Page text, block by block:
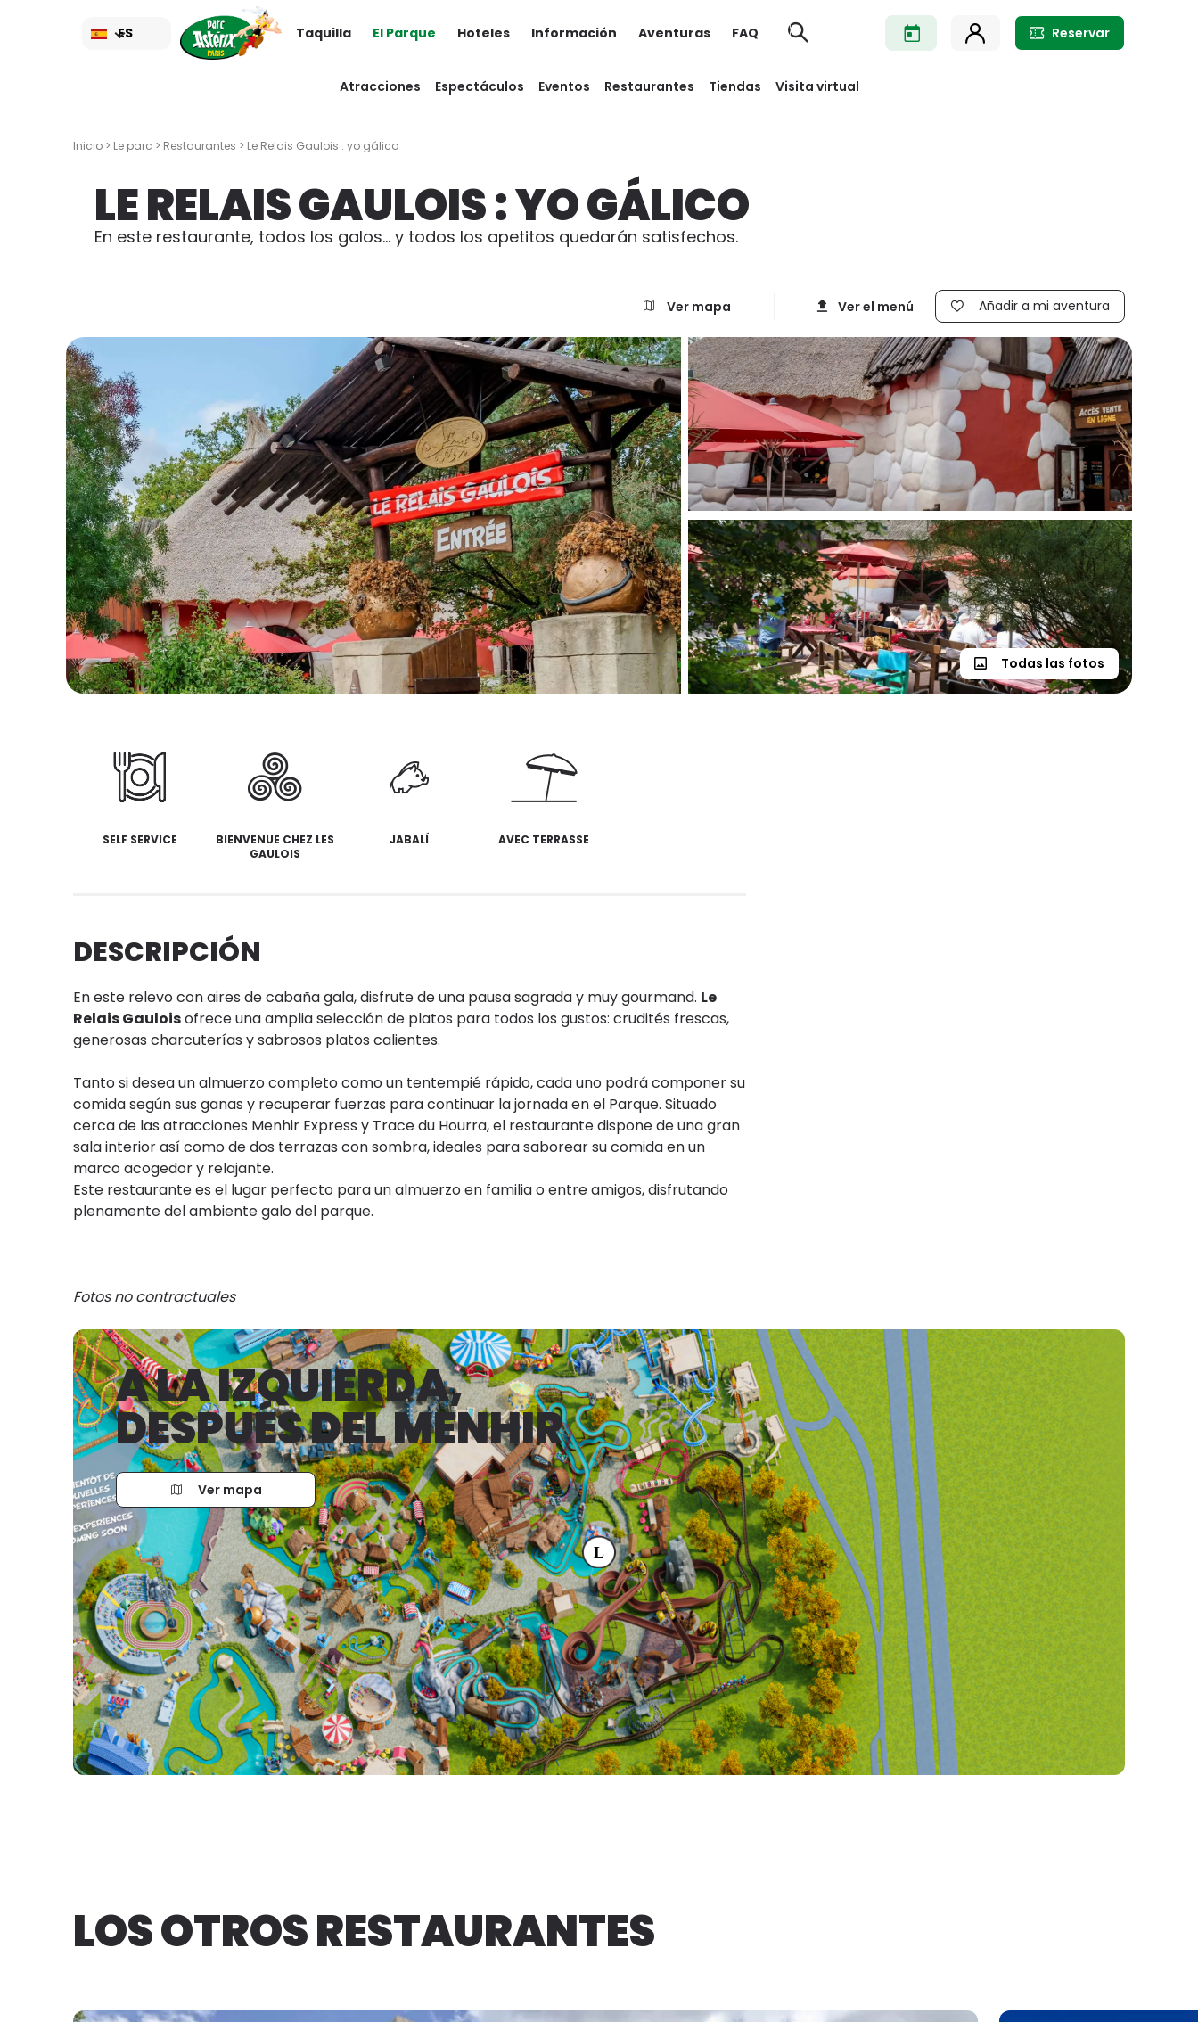
ES Taquilla El Parque
Atracciones Espectáculos Eventos Restaurantes Tiendas Visita virtual
Hoteles Información Aventuras FAQ Reservar
Inicio > Le parc > Restaurantes > Le Relais Gaulois : yo gálico
Todas las fotos
LE RELAIS GAULOIS : YO GÁLICO
En este restaurante, todos los galos... y todos los apetitos quedarán satisfechos.
Añadir a mi aventura
Ver mapa Ver el menú
SELF SERVICE
BIENVENUE CHEZ LES
GAULOIS
JABALÍ AVEC TERRASSE
DESCRIPCIÓN
En este relevo con aires de cabaña gala, disfrute de una pausa sagrada y muy gourmand. Le
Relais Gauloisofrece una amplia selección de platos para todos los gustos: crudités frescas,
generosas charcuterías y sabrosos platos calientes.
Tanto si desea un almuerzo completo como un tentempié rápido, cada uno podrá componer su
comida según sus ganas y recuperar fuerzas para continuar la jornada en el Parque. Situado
cerca de las atracciones Menhir Express y Trace du Hourra, el restaurante dispone de una gran
sala interior así como de dos terrazas con sombra, ideales para saborear su comida en un
marco acogedor y relajante.
Este restaurante es el lugar perfecto para un almuerzo en familia o entre amigos, disfrutando
plenamente del ambiente galo del parque.
Fotos no contractuales
A LA IZQUIERDA,
DESPUÉS DEL MENHIR
Ver mapa
LOS OTROS RESTAURANTES